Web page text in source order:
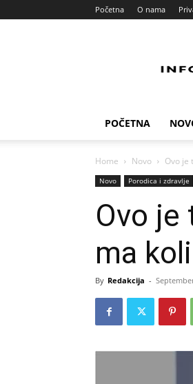
Početna O nama
POČETNA
Home Novo Ovo je
Novo Porodica i zdravlje
Ovo je
ma
By Redakcija -